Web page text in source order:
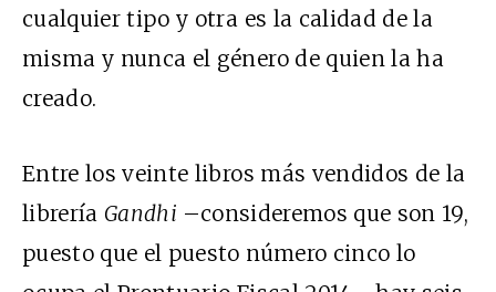
cualquier tipo y otra es la calidad de la
misma y nunca el género de quien la ha
creado.
Entre los veinte libros más vendidos de la
librería Gandhi –consideremos que son 19,
puesto que el puesto número cinco lo